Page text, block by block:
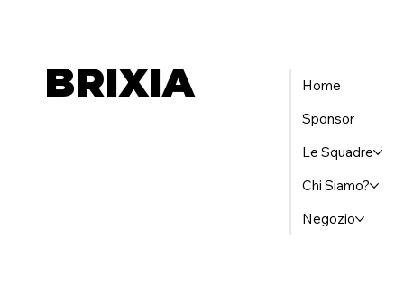
BRIXIA
Home
Sponsor
Le Squadre
Chi Siamo?
Negozio